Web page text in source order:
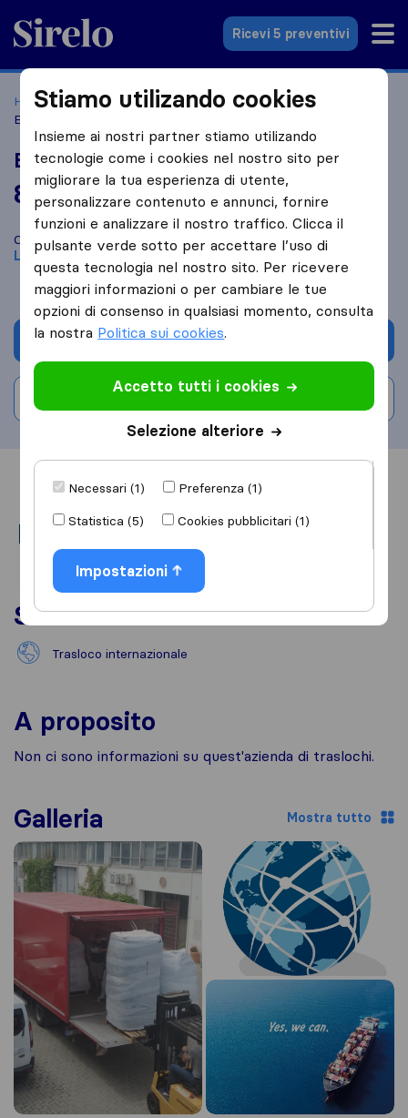
Sirelo.it
Ricevi 5 preventivi
Home Le 10 migliori aziende di traslochi in Italia
Blu Cargo Shipping
Blu Cargo Shipping
8,9 basato su 38
recensioni di Sirelo e Google
i
Confronta Blu Cargo Shipping con altreaziende di traslochi
Livorno
Chiedi preventivo
Informazioni Recensioni
Servizi
Trasloco internazionale
A proposito
Non ci sono informazioni su quest'azienda di traslochi.
Galleria Mostra tutto
Stiamo utilizando cookies
Insieme ai nostri partner stiamo utilizando
tecnologie come i cookies nel nostro sito per
migliorare la tua esperienza di utente,
personalizzare contenuto e annunci, fornire
funzioni e analizzare il nostro traffico. Clicca il
pulsante verde sotto per accettare l’uso di
questa tecnologia nel nostro sito. Per ricevere
maggiori informazioni o per cambiare le tue
opzioni di consenso in qualsiasi momento, consulta
la nostra Politica sui cookies.
Accetto tutti i cookies
Selezione alteriore
Necessari (1)
Preferenza (1)
Statistica (5)
Cookies pubblicitari (1)
Impostazioni